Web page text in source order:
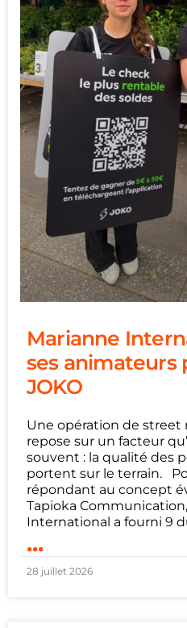
Marianne
ses animateurs
JOKO
Une opération de street
repose sur un facteur
souvent : la qualité des
portent sur le terrain.
répondant au concept
Tapioka
International a fourni 9
...
28 juillet 2026